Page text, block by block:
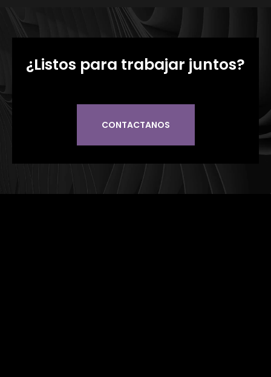
¿Listos para trabajar juntos?
CONTACTANOS